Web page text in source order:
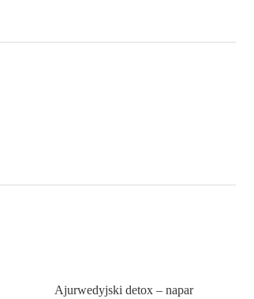
Ajurwedyjski detox – napar